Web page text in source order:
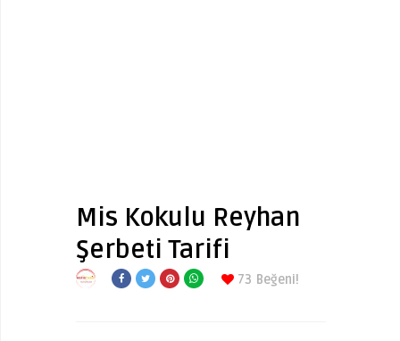
Mis Kokulu Reyhan
Şerbeti Tarifi
73 Beğeni!